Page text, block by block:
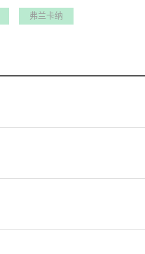
弗兰卡纳